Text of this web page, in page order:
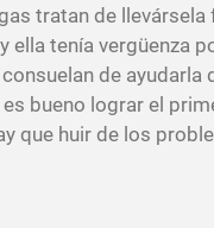
tratan de
tenía vergüenza
de ayudarla
bueno lograr el
que huir de los